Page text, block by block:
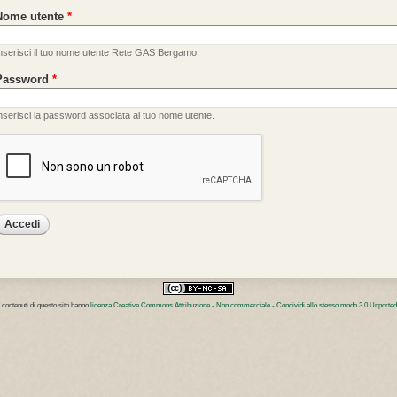
utente *
il tuo nome utente Rete GAS Bergamo.
*
la password associata al tuo nome utente.
contenuti di questo sito hanno licenza Creative Commons Attribuzione - Non commerciale - Condividi allo stesso modo 3.0 Unported